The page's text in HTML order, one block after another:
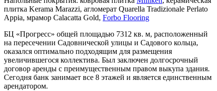
плитка Kerama Marazzi, агломерат Quarella Tradizionale Perlato
Appia, мрамор Calacatta Gold, Forbo Flooring
БЦ «Прогресс» общей площадью 7312 кв. м, расположенный
на пересечении Садовнической улицы и Садового кольца,
оказался оптимально подходящим для размещения
увеличившегося коллектива. Был заключен долгосрочный
договор аренды с преимущественным правом выкупа здания.
Сегодня банк занимает все 8 этажей и является единственным
арендатором.